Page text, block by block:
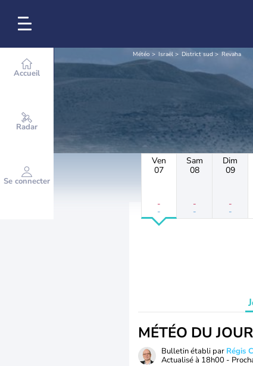
Accueil
Radar
Se connecter
Météo Israël District sud Revaha
Ven
07
-
-
Sam
08
-
-
Dim
09
-
-
MÉTÉO DU JOUR
Bulletin établi par Régis
Actualisé à 18h00 -